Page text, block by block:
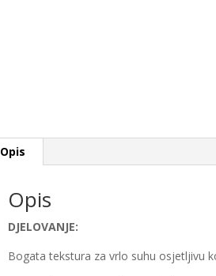
Opis
Opis
DJELOVANJE:
Bogata tekstura za vrlo suhu osjetljivu